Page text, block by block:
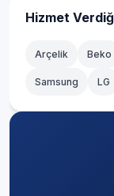
Hizmet
Arçelik Beko
Samsung LG